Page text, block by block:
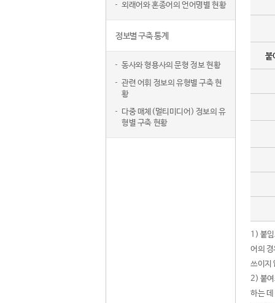
외래어와 혼종어의 언어명별 현황
정보별 구축 통계
동사와 형용사의 문형 정보 현황
관련 어휘 정보의 유형별 구축 현
황
다중 매체(멀티미디어) 정보의 유
형별 구축 현황
붙
1) 붙
어의
쓰이지
2) 붙여
하는